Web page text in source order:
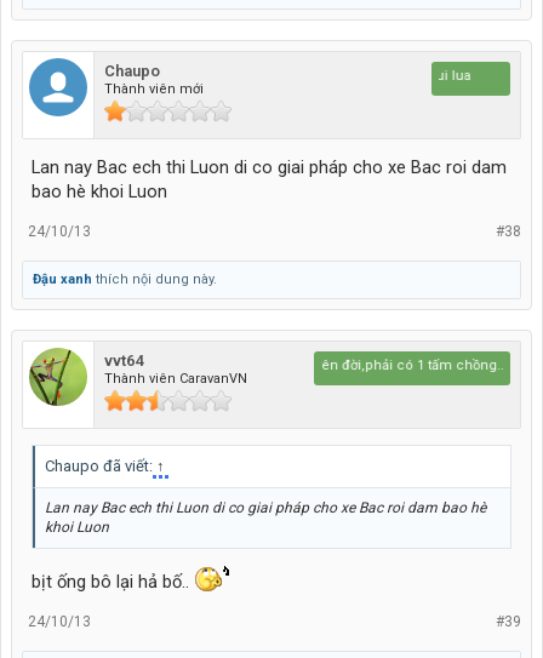
Chaupo
Thành viên mới
Da nui lua
Lan nay Bac ech thi Luon di co giai pháp cho xe Bac roi dam
bao hè khoi Luon
#38
24/10/13
Đậu xanh thích nội dung này.
vvt64
Thành viên CaravanVN
sống trên đời,phải có 1 tấm
Chaupo đã viết: ↑
Lan nay Bac ech thi Luon di co giai pháp cho xe Bac roi dam bao hè
khoi Luon
bịt ống bô lại hả bố..
#39
24/10/13